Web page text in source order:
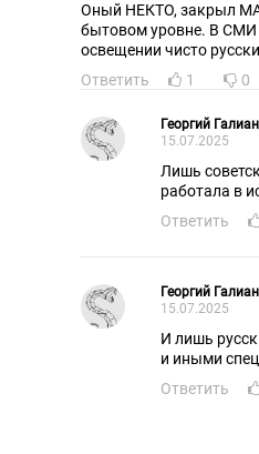
Оный НЕКТО, закрыл
бытовом уровне. В СМИ мы все наблюдаем лишь только выкрестов и иудеев даже в
освещении чисто
Ответить
1 0
Георгий
15.07.2025
Лишь советская сталинская
Ответить
Георгий
15.07.2025
И лишь
и иными
Ответить